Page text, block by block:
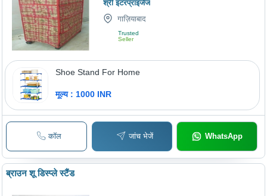
श्री इंटरप्राइजेज
गाज़ियाबाद
Trusted
Seller
Shoe Stand For Home
मूल्य : 1000 INR
कॉल जांच भेजें WhatsApp
ब्राउन शू डिस्प्ले स्टैंड